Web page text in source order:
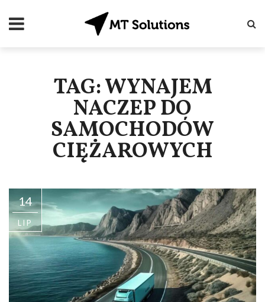
TAG: WYNAJEM
NACZEP DO
SAMOCHODÓW
CIĘŻAROWYCH
14
LIP